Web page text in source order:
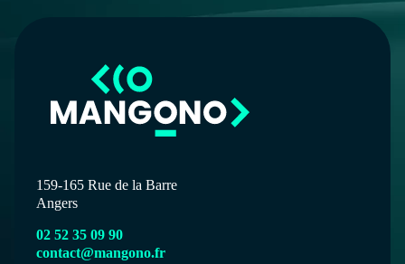
159-165 Rue de la Barre
Angers
02 52 35 09 90
contact@mangono.fr